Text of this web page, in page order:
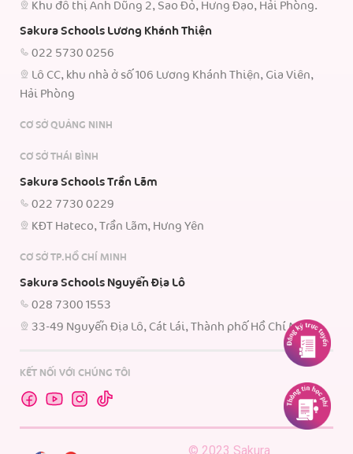
Khu đô thị Anh Dũng 2, Sao Đỏ, Hưng Đạo, Hải Phòng.
Sakura Schools Lương Khánh Thiện
022 5730 0256
Lô CC, khu nhà ở số 106 Lương Khánh Thiện, Gia Viên,
Hải Phòng
CƠ SỞ QUẢNG NINH
CƠ SỞ THÁI BÌNH
Sakura Schools Trần Lãm
022 7730 0229
KĐT Hateco, Trần Lãm, Hưng Yên
CƠ SỞ TP.HỒ CHÍ MINH
Sakura Schools Nguyễn Địa Lô
028 7300 1553
33-49 Nguyễn Địa Lô, Cát Lái, Thành phố Hồ Chí Minh.
KẾT NỐI VỚI CHÚNG TÔI
© 2023 Sakura